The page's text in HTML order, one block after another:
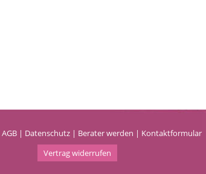
AGB | Datenschutz | Berater werden | Kontaktformular
Vertrag widerrufen